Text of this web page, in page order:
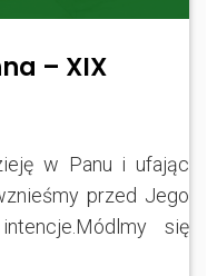
– XIX
w Panu i ufając
przed Jego
się